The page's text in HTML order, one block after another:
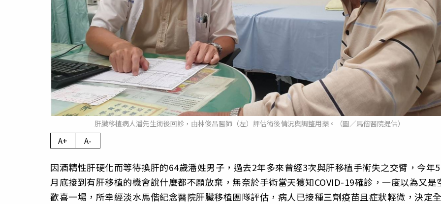
肝臟移植病人潘先生術後回診，由林俊昌醫師（左）評估術後情況與調整用藥。（圖／馬偕醫院提供）
A+ A-
因酒精性肝硬化而等待換肝的64歲潘姓男子，過去2年多來曾經3次與肝移植手術失之交臂，今年5
月底接到有肝移植的機會說什麼都不願放棄，無奈於手術當天獲知COVID-19確診，一度以為又是
歡喜一場，所幸經淡水馬偕紀念醫院肝臟移植團隊評估，病人已接種三劑疫苗且症狀輕微，決定